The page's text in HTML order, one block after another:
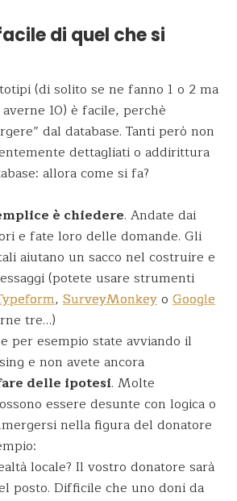
di quel che si
(di solito se ne fanno 1 o 2 ma
10) è facile, perchè
dal database. Tanti però non
dettagliati o addirittura
allora come si fa?
è chiedere. Andate dai
e fate loro delle domande. Gli
aiutano un sacco nel costruire e
(potete usare strumenti
, SurveyMonkeyo Google
tre…)
per esempio state avviando il
e non avete ancora
delle ipotesi. Molte
essere desunte con logica o
nella figura del donatore
locale? Il vostro donatore sarà
posto. Difficile che uno doni da